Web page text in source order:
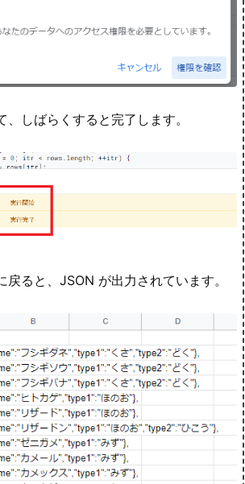
しばらくすると完了します。
戻ると、JSON が出力されています。